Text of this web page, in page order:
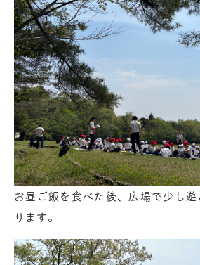
お昼ご飯を食べた後、広場で少し
ります。